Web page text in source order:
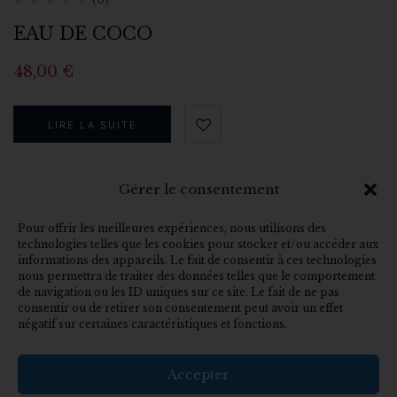
Gérer le consentement
Pour offrir les meilleures expériences, nous utilisons des
technologies telles que les cookies pour stocker et/ou accéder aux
informations des appareils. Le fait de consentir à ces technologies
nous permettra de traiter des données telles que le comportement
de navigation ou les ID uniques sur ce site. Le fait de ne pas
consentir ou de retirer son consentement peut avoir un effet
négatif sur certaines caractéristiques et fonctions.
Accepter
EAU DE COCO
48,00 €
LIRE LA SUITE
En rupture de stock Le Jus Maya Eau de Coco est plus
qu’une simple boisson exotique ; c’est une source
d’hydratation naturelle, riche en nutriments…